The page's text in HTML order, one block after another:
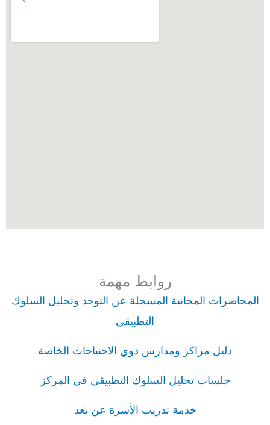
روابط مهمة
المحاضرات المجانية المسجلة عن التوحد وتحليل السلوك
التطبيقي
دليل مراكز ومدارس ذوي الاحتياجات الخاصة
جلسات تحليل السلوك التطبيقي في المركز
خدمة تدريب الأسرة عن بعد